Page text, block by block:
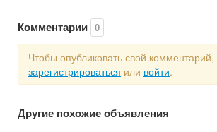
Комментарии 0
Чтобы опубликовать свой
зарегистрироваться или войти.
Другие похожие объявления